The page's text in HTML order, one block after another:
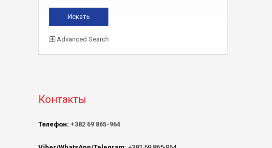
Advanced Search
Контакты
Телефон: +382 69 865-964